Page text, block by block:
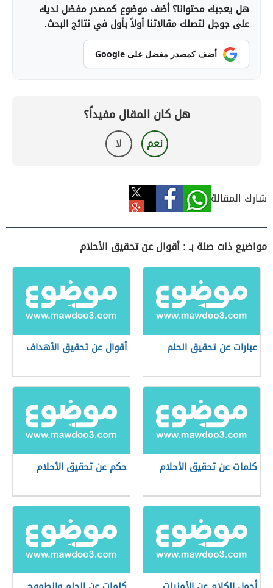
هل يعجبك محتوانا؟ أضف موضوع كمصدر مفضل لديك
على جوجل لتصلك مقالاتنا أولاً بأول في نتائج البحث.
أضف كمصدر مفضل على Google
هل كان المقال مفيداً؟
نعم لا
شارك المقالة
مواضيع ذات صلة بـ : أقوال عن تحقيق الأحلام
عبارات عن تحقيق الحلم أقوال عن تحقيق الأهداف
كلمات عن تحقيق الأحلام حكم عن تحقيق الأحلام